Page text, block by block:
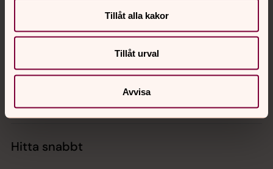
Tillåt alla kakor
Tillåt urval
Avvisa
Hitta snabbt